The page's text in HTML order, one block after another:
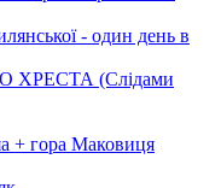
- один день в
ХРЕСТА (Слідами
+ гора Маковиця